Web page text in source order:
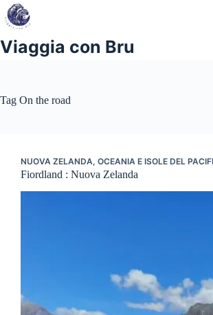
Salta
al
contenuto
Viaggia con Bru
Tag On the road
NUOVA ZELANDA, OCEANIA E ISOLE DEL
Fiordland : Nuova Zelanda